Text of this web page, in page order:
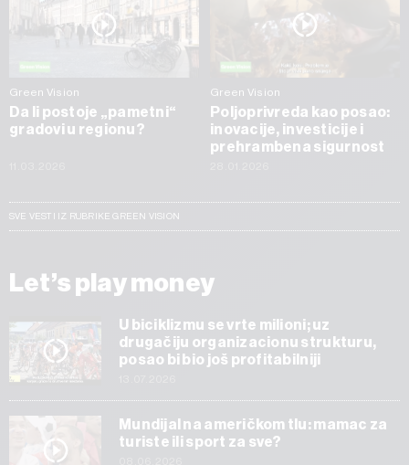
Green Vision
Da li postoje „pametni“
gradovi u regionu?
Green Vision
Poljoprivreda kao posao:
inovacije, investicije i
prehrambena sigurnost
SVE VESTI IZ RUBRIKE GREEN VISION
Let’s play money
U biciklizmu se vrte milioni; uz
drugačiju organizacionu strukturu,
posao bi bio još profitabilniji
Mundijal na američkom tlu: mamac za
turiste ili sport za sve?